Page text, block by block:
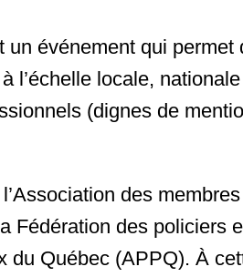
événement qui
l’échelle locale,
(dignes de
des
Fédération des policiers
du Québec (APPQ). À